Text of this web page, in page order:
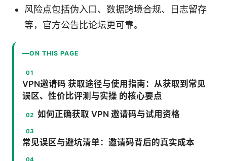
风险点包括伪入口、数据跨境合规、日志留存
等，官方公告比论坛更可靠。
ON THIS PAGE
VPN邀请码 获取途径与使用指南：从获取到常见
误区、性价比评测与实操 的核心要点
如何正确获取 VPN 邀请码与试用资格
常见误区与避坑清单：邀请码背后的真实成本